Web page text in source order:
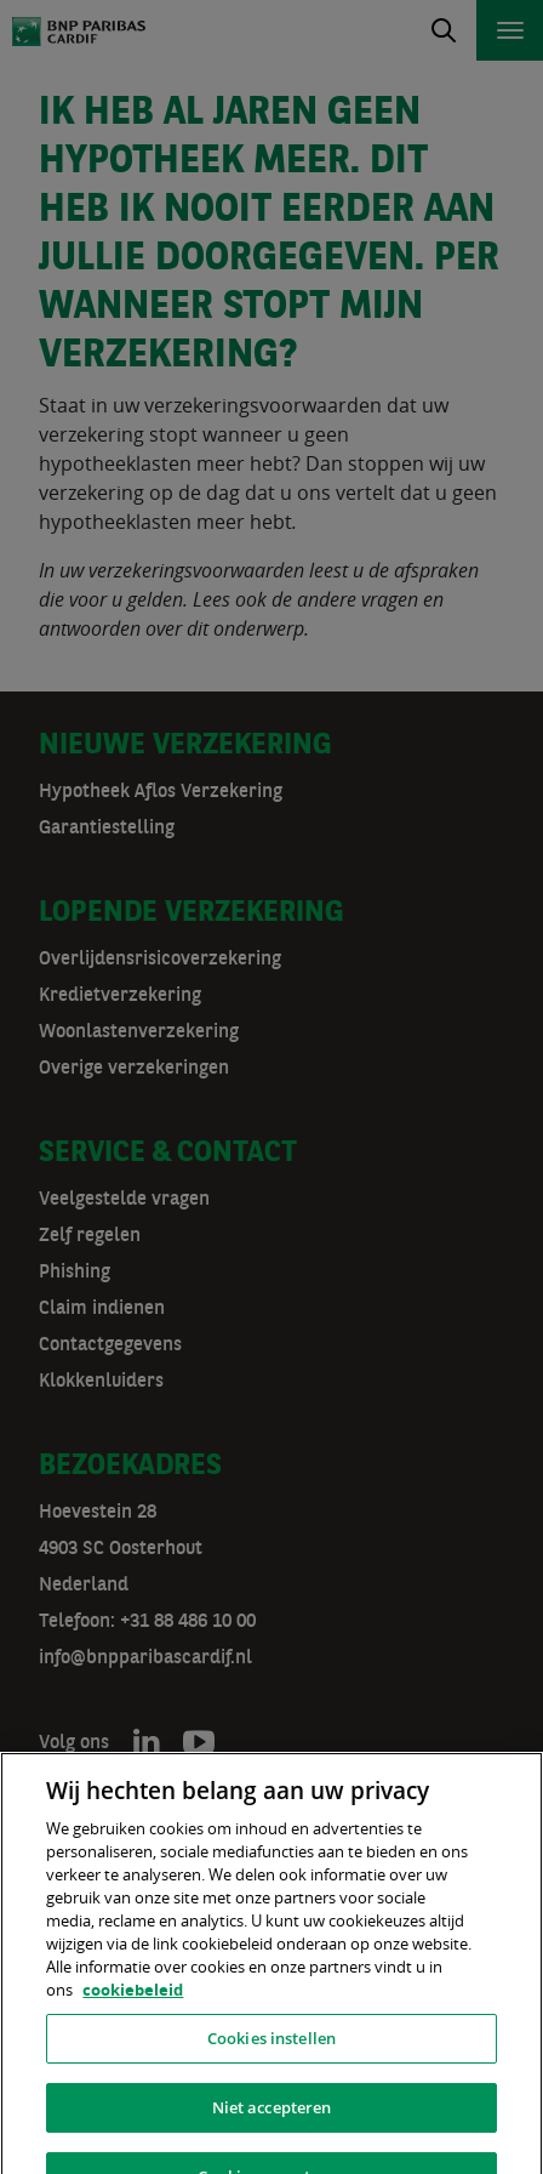
IK HEB AL JAREN GEEN
HYPOTHEEK MEER. DIT
HEB IK NOOIT EERDER AAN
JULLIE DOORGEGEVEN. PER
WANNEER STOPT MIJN
VERZEKERING?
Staat in uw verzekeringsvoorwaarden dat uw
verzekering stopt wanneer u geen
hypotheeklasten meer hebt? Dan stoppen wij uw
verzekering op de dag dat u ons vertelt dat u geen
hypotheeklasten meer hebt.
In uw verzekeringsvoorwaarden leest u de afspraken
die voor u gelden. Lees ook de andere vragen en
antwoorden over dit onderwerp.
D
o
r
m
a
t
a
v
NIEUWE VERZEKERING
Hypotheek Aflos Verzekering
Garantiestelling
LOPENDE VERZEKERING
Overlijdensrisicoverzekering
Kredietverzekering
Woonlastenverzekering
Overige verzekeringen
SERVICE & CONTACT
Veelgestelde vragen
Zelf regelen
Phishing
Claim indienen
Contactgegevens
Klokkenluiders
BEZOEKADRES
Hoevestein 28
4903 SC Oosterhout
Nederland
Telefoon: +31 88 486 10 00
info@bnpparibascardif.nl
Volg ons
De verzekeraar voor een wereld
Cookiebeleid
Disclaimer
Fraudebeleid
Informatiebeveiliging
Wij hechten belang aan uw privacy
We gebruiken cookies om inhoud en advertenties te
personaliseren, sociale mediafuncties aan te bieden en ons
verkeer te analyseren. We delen ook informatie over uw
gebruik van onze site met onze partners voor sociale
media, reclame en analytics. U kunt uw cookiekeuzes altijd
wijzigen via de link cookiebeleid onderaan op onze website.
Alle informatie over cookies en onze partners vindt u in
ons cookiebeleid
Cookies instellen
Niet accepteren